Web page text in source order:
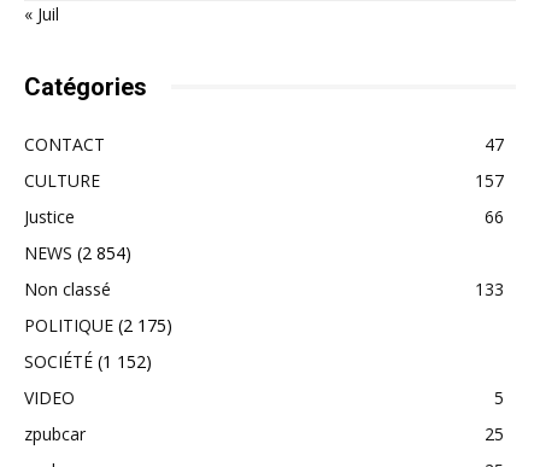
« Juil
Catégories
CONTACT
47
CULTURE
157
Justice
66
NEWS (2 854)
Non classé
133
POLITIQUE (2 175)
SOCIÉTÉ (1 152)
VIDEO
5
zpubcar
25